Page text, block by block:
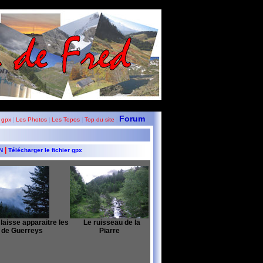
gpx Les Photos Les Topos Top du site Forum
Télécharger le fichier gpx
apparaitre les
Guerreys
Le ruisseau de la
Piarre